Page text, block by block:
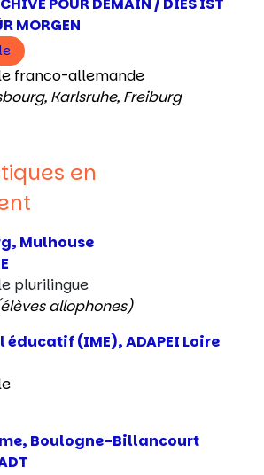
MORGEN
franco-allemande
Karlsruhe, Freiburg
en
Mulhouse
plurilingue
élèves allophones)
(IME), ADAPEI Loire
Boulogne-Billancourt